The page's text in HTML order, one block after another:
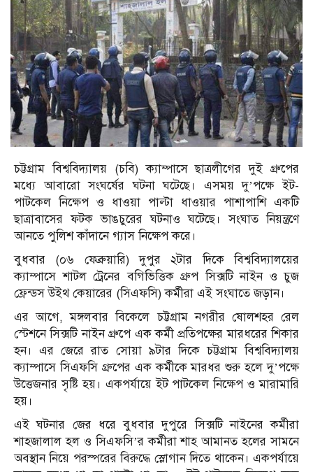
চট্টগ্রাম বিশ্ববিদ্যালয় (চবি) ক্যাম্পাসে ছাত্রলীগের দুই গ্রুপের
মধ্যে আবারো সংঘর্ষের ঘটনা ঘটেছে। এসময় দু’পক্ষে ইট-
পাটকেল নিক্ষেপ ও ধাওয়া পাল্টা ধাওয়ার পাশাপাশি একটি
ছাত্রাবাসের ফটক ভাঙচুরের ঘটনাও ঘটেছে। সংঘাত নিয়ন্ত্রণে
আনতে পুলিশ কাঁদানে গ্যাস নিক্ষেপ করে।
বুধবার (০৬ ফেব্রুয়ারি) দুপুর ২টার দিকে বিশ্ববিদ্যালয়ের
ক্যাম্পাসে শাটল ট্রেনের বগিভিত্তিক গ্রুপ সিক্সটি নাইন ও চুজ
ফ্রেন্ডস উইথ কেয়ারের (সিএফসি) কর্মীরা এই সংঘাতে জড়ান।
এর আগে, মঙ্গলবার বিকেলে চট্টগ্রাম নগরীর ষোলশহর রেল
স্টেশনে সিক্সটি নাইন গ্রুপে এক কর্মী প্রতিপক্ষের মারধরের শিকার
হন। এর জেরে রাত সোয়া ৯টার দিকে চট্টগ্রাম বিশ্ববিদ্যালয়
ক্যাম্পাসে সিএফসি গ্রুপের এক কর্মীকে মারধর শুরু হলে দু’পক্ষে
উত্তেজনার সৃষ্টি হয়। একপর্যায়ে ইট পাটকেল নিক্ষেপ ও মারামারি
হয়।
এই ঘটনার জের ধরে বুধবার দুপুরে সিক্সটি নাইনের কর্মীরা
শাহজালাল হল ও সিএফসি’র কর্মীরা শাহ আমানত হলের সামনে
অবস্থান নিয়ে পরস্পরের বিরুদ্ধে স্লোগান দিতে থাকেন। একপর্যায়ে